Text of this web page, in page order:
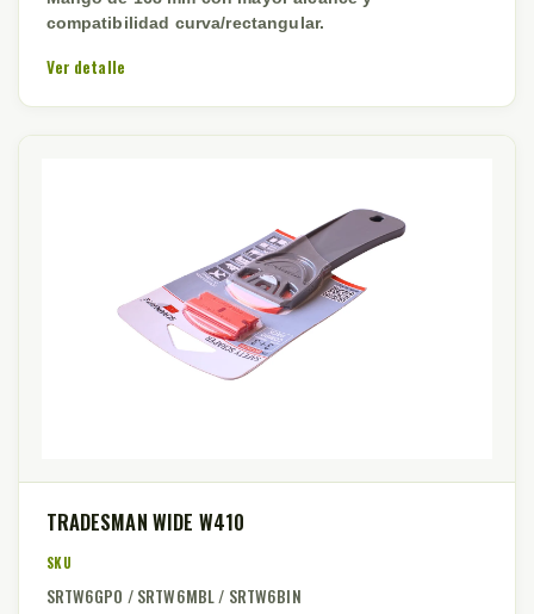
compatibilidad curva/rectangular.
Ver detalle
TRADESMAN WIDE W410
SKU
SRTW6GPO / SRTW6MBL / SRTW6BIN